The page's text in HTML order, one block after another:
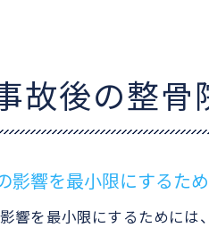
故後の整骨
影響を最小限にするた
響を最小限にするためには